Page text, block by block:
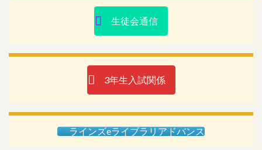
生徒会通信
3年生入試関係
ラインズeライブラリアドバンス